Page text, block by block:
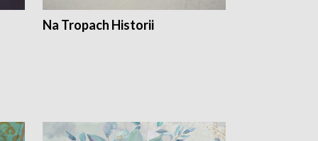
Na Tropach Historii